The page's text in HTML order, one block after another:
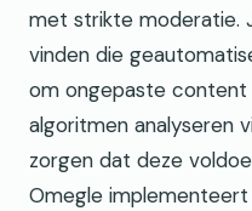
met strikte moderatie.
vinden die
om ongepaste
algoritmen analyseren
zorgen dat deze
Omegle